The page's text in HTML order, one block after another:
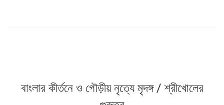
বাংলার কীর্তনে ও গৌড়ীয় নৃত্যে মৃদঙ্গ / শ্রীখোলের